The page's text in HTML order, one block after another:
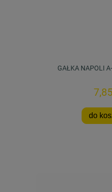
GAŁKA NAPOLI
do